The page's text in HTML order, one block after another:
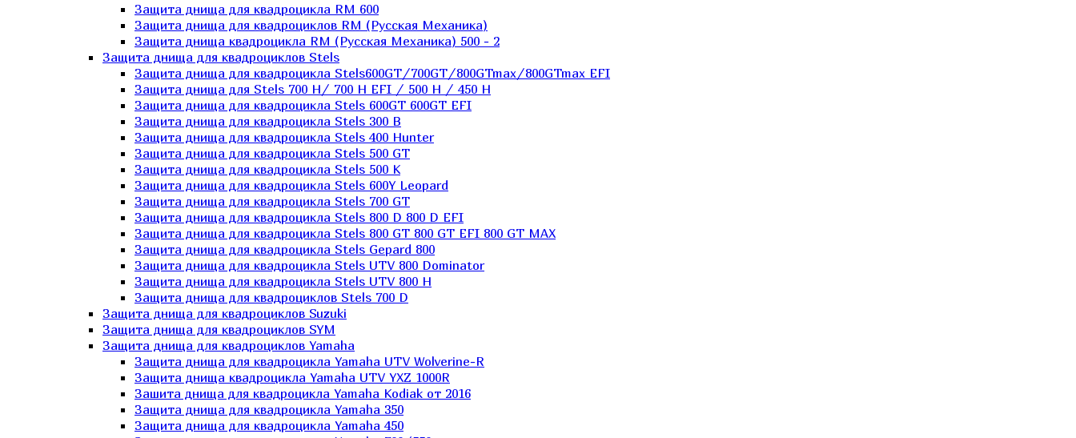
Защита днища для квадроцикла RM 600
Защита днища для квадроциклов RM (Русская Механика)
Защита днища квадроцикла RM (Русская Механика) 500 - 2
Защита днища для квадроциклов Stels
Защита днища для квадроцикла Stels600GT/700GT/800GTmax/800GTmax EFI
Защита днища для Stels 700 H/ 700 H EFI / 500 H / 450 H
Защита днища для квадроцикла Stels 600GT 600GT EFI
Защита днища для квадроцикла Stels 300 B
Защита днища для квадроцикла Stels 400 Hunter
Защита днища для квадроцикла Stels 500 GT
Защита днища для квадроцикла Stels 500 K
Защита днища для квадроцикла Stels 600Y Leopard
Защита днища для квадроцикла Stels 700 GT
Защита днища для квадроцикла Stels 800 D 800 D EFI
Защита днища для квадроцикла Stels 800 GT 800 GT EFI 800 GT MAX
Защита днища для квадроцикла Stels Gepard 800
Защита днища для квадроцикла Stels UTV 800 Dominator
Защита днища для квадроцикла Stels UTV 800 H
Защита днища для квадроциклов Stels 700 D
Защита днища для квадроциклов Suzuki
Защита днища для квадроциклов SYM
Защита днища для квадроциклов Yamaha
Защита днища для квадроцикла Yamaha UTV Wolverine-R
Защита днища квадроцикла Yamaha UTV YXZ 1000R
Зашита днища для квадроцикла Yamaha Kodiak от 2016
Защита днища для квадроцикла Yamaha 350
Защита днища для квадроцикла Yamaha 450